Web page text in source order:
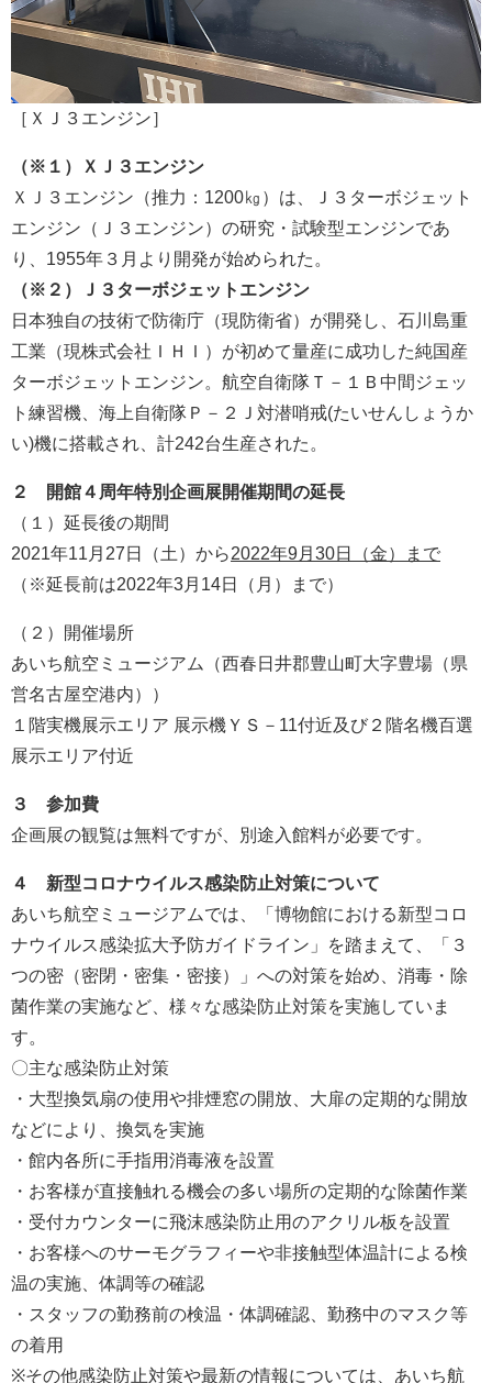
［ＸＪ３エンジン］
（※１）ＸＪ３エンジン
ＸＪ３エンジン（推力：1200㎏）は、Ｊ３ターボジェット
エンジン（Ｊ３エンジン）の研究・試験型エンジンであ
り、1955年３月より開発が始められた。
（※２）Ｊ３ターボジェットエンジン
日本独自の技術で防衛庁（現防衛省）が開発し、石川島重
工業（現株式会社ＩＨＩ）が初めて量産に成功した純国産
ターボジェットエンジン。航空自衛隊Ｔ－１Ｂ中間ジェッ
ト練習機、海上自衛隊Ｐ－２Ｊ対潜哨戒(たいせんしょうか
い)機に搭載され、計242台生産された。
２ 開館４周年特別企画展開催期間の延長
（１）延長後の期間
2021年11月27日（土）から2022年9月30日（金）まで
（※延長前は2022年3月14日（月）まで）
（２）開催場所
あいち航空ミュージアム（西春日井郡豊山町大字豊場（県
営名古屋空港内））
１階実機展示エリア 展示機ＹＳ－11付近及び２階名機百選
展示エリア付近
３ 参加費
企画展の観覧は無料ですが、別途入館料が必要です。
４ 新型コロナウイルス感染防止対策について
あいち航空ミュージアムでは、「博物館における新型コロ
ナウイルス感染拡大予防ガイドライン」を踏まえて、「３
つの密（密閉・密集・密接）」への対策を始め、消毒・除
菌作業の実施など、様々な感染防止対策を実施していま
す。
〇主な感染防止対策
・大型換気扇の使用や排煙窓の開放、大扉の定期的な開放
などにより、換気を実施
・館内各所に手指用消毒液を設置
・お客様が直接触れる機会の多い場所の定期的な除菌作業
・受付カウンターに飛沫感染防止用のアクリル板を設置
・お客様へのサーモグラフィーや非接触型体温計による検
温の実施、体調等の確認
・スタッフの勤務前の検温・体調確認、勤務中のマスク等
の着用
※その他感染防止対策や最新の情報については、あいち航